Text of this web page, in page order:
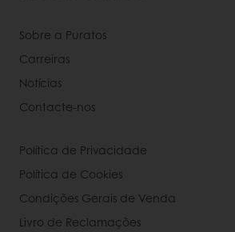
Sobre a Puratos
Carreiras
Notícias
Contacte-nos
Política de Privacidade
Política de Cookies
Condições Gerais de Venda
Livro de Reclamações